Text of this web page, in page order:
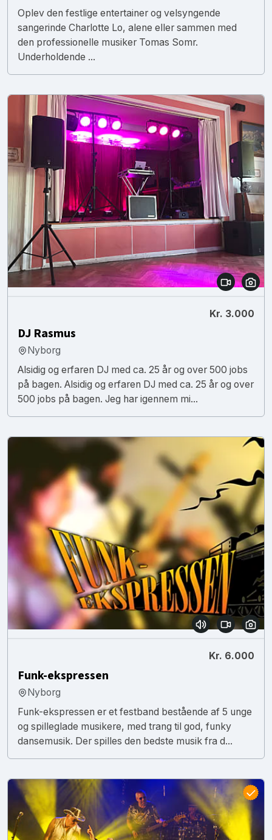
Oplev den festlige entertainer og velsyngende
sangerinde Charlotte Lo, alene eller sammen med
den professionelle musiker Tomas Somr.
Underholdende ...
Kr. 3.000
DJ Rasmus
Nyborg
Alsidig og erfaren DJ med ca. 25 år og over 500 jobs
på bagen. Alsidig og erfaren DJ med ca. 25 år og over
500 jobs på bagen. Jeg har igennem mi...
Kr. 6.000
Funk-ekspressen
Nyborg
Funk-ekspressen er et festband bestående af 5 unge
og spilleglade musikere, med trang til god, funky
dansemusik. Der spilles den bedste musik fra d...